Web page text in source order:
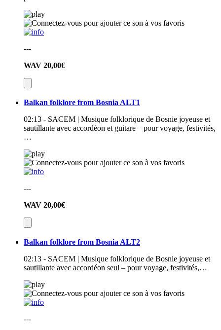
---
WAV 20,00€
Balkan folklore from Bosnia ALT1
02:13 - SACEM | Musique folklorique de Bosnie joyeuse et
sautillante avec accordéon et guitare – pour voyage, festivités,
…
---
WAV 20,00€
Balkan folklore from Bosnia ALT2
02:13 - SACEM | Musique folklorique de Bosnie joyeuse et
sautillante avec accordéon seul – pour voyage, festivités,…
---